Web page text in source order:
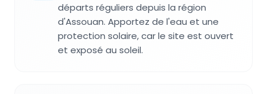
départs réguliers depuis la région
d'Assouan. Apportez de l'eau et une
protection solaire, car le site est ouvert
et exposé au soleil.